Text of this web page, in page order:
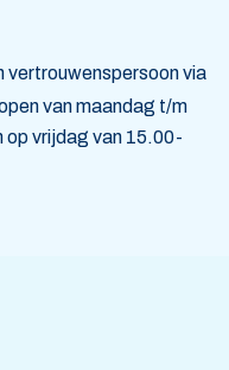
vertrouwenspersoon via
van maandag t/m
op vrijdag van 15.00-